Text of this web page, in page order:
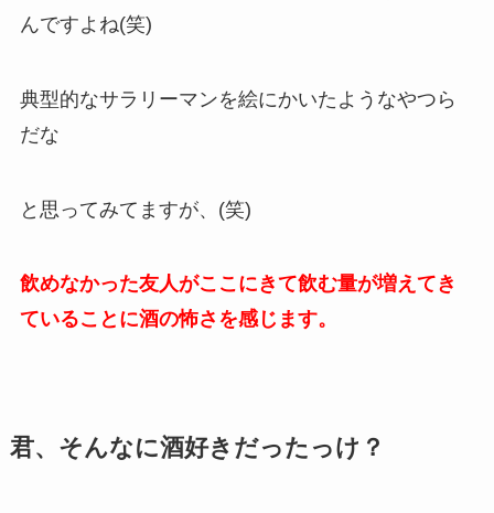
んですよね(笑)
典型的なサラリーマンを絵にかいたようなやつら
だな
と思ってみてますが、(笑)
飲めなかった友人がここにきて飲む量が増えてき
ていることに酒の怖さを感じます。
君、そんなに酒好きだったっけ？